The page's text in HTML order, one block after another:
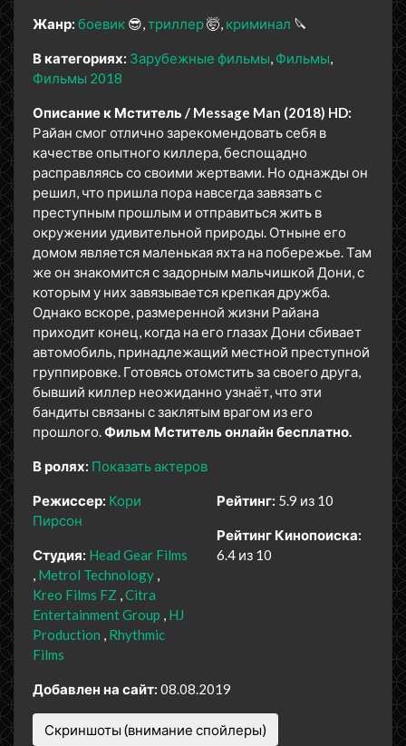
Жанр: боевик 😎 триллер🤯 криминал 🔪
В категориях: Зарубежные фильмы Фильмы
Фильмы 2018
Описание к Мститель / Message Man (2018) HD:
Райан смог отлично зарекомендовать себя в
качестве опытного киллера, беспощадно
расправляясь со своими жертвами. Но однажды он
решил, что пришла пора навсегда завязать с
преступным прошлым и отправиться жить в
окружении удивительной природы. Отныне его
домом является маленькая яхта на побережье. Там
же он знакомится с задорным мальчишкой Дони, с
которым у них завязывается крепкая дружба.
Однако вскоре, размеренной жизни Райана
приходит конец, когда на его глазах Дони сбивает
автомобиль, принадлежащий местной преступной
группировке. Готовясь отомстить за своего друга,
бывший киллер неожиданно узнаёт, что эти
бандиты связаны с заклятым врагом из его
прошлого. Фильм Мститель онлайн бесплатно.
В ролях: Показать актеров
Режиссер: Кори
Пирсон
Студия: Head Gear Films
Metrol Technology
Kreo Films FZ Citra
Entertainment Group
HJ
Production
Rhythmic
Films
Рейтинг: 5.9 из 10
Рейтинг Кинопоиска:
6.4 из 10
Добавлен на сайт: 08.08.2019
Скриншоты (внимание спойлеры)